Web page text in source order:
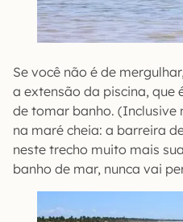
Se você não é de
a extensão da piscina, que
de tomar banho. (Inclusive
na maré cheia: a barreira
neste trecho muito mais
banho de mar, nunca vai